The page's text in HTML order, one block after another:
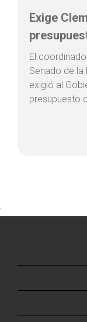
Exige
El
Senado de la
exigió al
presupuesto